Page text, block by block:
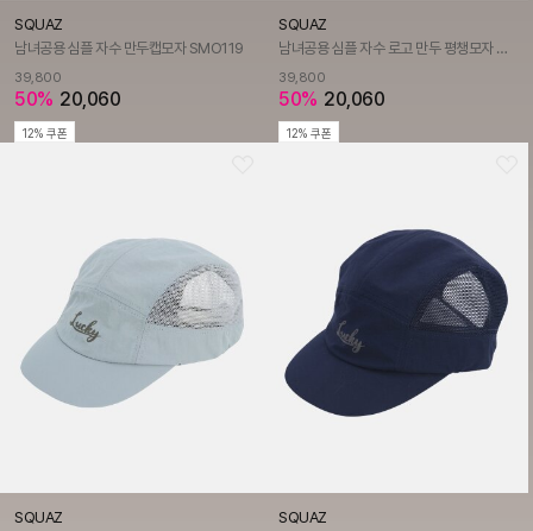
SQUAZ
남녀공용 심플 자수 만두캡모자 SMO119
39,800
50% 20,060
12% 쿠폰
SQUAZ
남녀공용 심플 자수 로고 만두 평챙모자 SMO119
39,800
50% 20,060
12% 쿠폰
SQUAZ
SQUAZ